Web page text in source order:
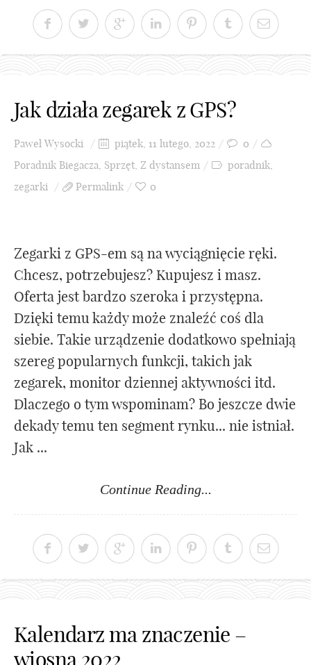
Jak działa zegarek z GPS?
Paweł Wysocki piątek, 11 lutego, 2022
0
Poradnik Biegacza Sprzęt Z dystansem poradnik
zegarki
Permalink 0
Zegarki z GPS-em są na wyciągnięcie ręki.
Chcesz, potrzebujesz? Kupujesz i masz.
Oferta jest bardzo szeroka i przystępna.
Dzięki temu każdy może znaleźć coś dla
siebie. Takie urządzenie dodatkowo spełniają
szereg popularnych funkcji, takich jak
zegarek, monitor dziennej aktywności itd.
Dlaczego o tym wspominam? Bo jeszcze dwie
dekady temu ten segment rynku... nie istniał.
Jak ...
Continue Reading...
Kalendarz ma znaczenie –
wiosna 2022